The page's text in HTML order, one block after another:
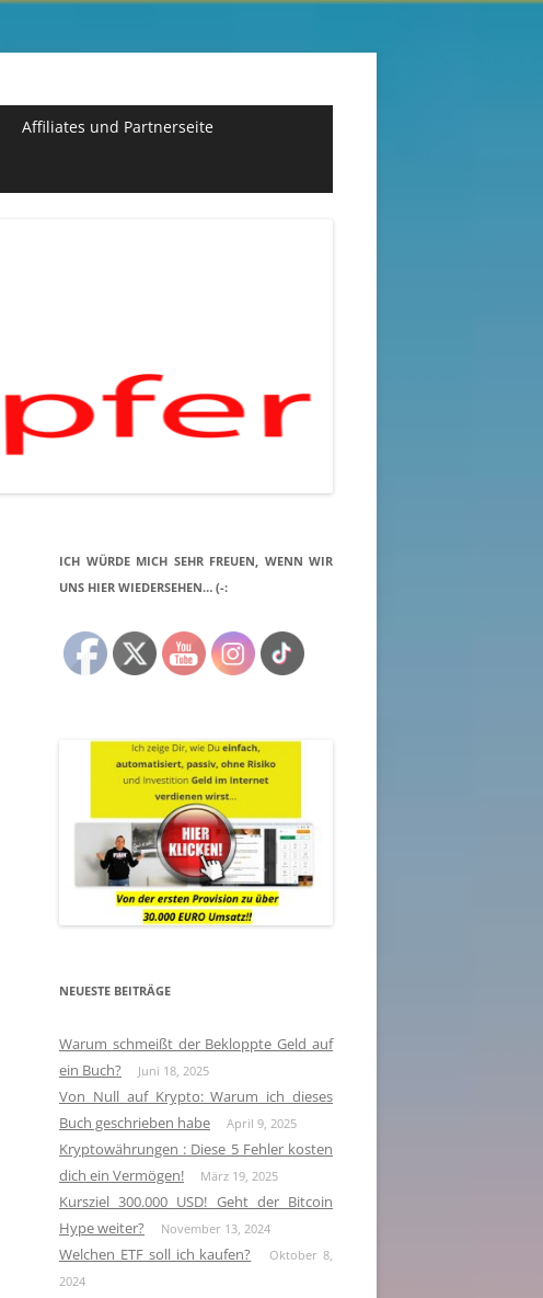
Affiliates und Partnerseite
ICH WÜRDE MICH SEHR FREUEN, WENN WIR
UNS HIER WIEDERSEHEN… (-:
NEUESTE BEITRÄGE
Warum schmeißt der Bekloppte Geld auf
ein Buch?
Juni 18, 2025
Von Null auf Krypto: Warum ich dieses
Buch geschrieben habe
April 9, 2025
Kryptowährungen : Diese 5 Fehler kosten
dich ein Vermögen!
März 19, 2025
Kursziel 300.000 USD! Geht der Bitcoin
Hype weiter?
November 13, 2024
Welchen ETF soll ich kaufen?
Oktober 8,
2024